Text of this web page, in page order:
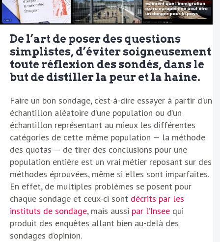
De l’art de poser des questions
simplistes, d’éviter soigneusement
toute réflexion des sondés, dans le
but de distiller la peur et la haine.
Faire un bon sondage, c’est-à-dire essayer à partir d’un
échantillon aléatoire d’une population ou d’un
échantillon représentant au mieux les différentes
catégories de cette même population — la méthode
des quotas — de tirer des conclusions pour une
population entière est un vrai métier reposant sur des
méthodes éprouvées, même si elles sont imparfaites.
En effet, de multiples problèmes se posent pour
chaque sondage et ceux-ci sont décrits par les
instituts de sondage, mais aussi par l’Insee qui
produit des enquêtes allant bien au-delà des
sondages d’opinion.